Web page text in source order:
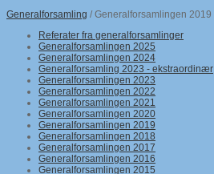
Generalforsamling / Generalforsamlingen 2019
Referater fra generalforsamlinger
Generalforsamlingen 2025
Generalforsamlingen 2024
Generalforsamling 2023 - ekstraordinær
Generalforsamlingen 2023
Generalforsamlingen 2022
Generalforsamlingen 2021
Generalforsamlingen 2020
Generalforsamlingen 2019
Generalforsamlingen 2018
Generalforsamlingen 2017
Generalforsamlingen 2016
Generalforsamlingen 2015